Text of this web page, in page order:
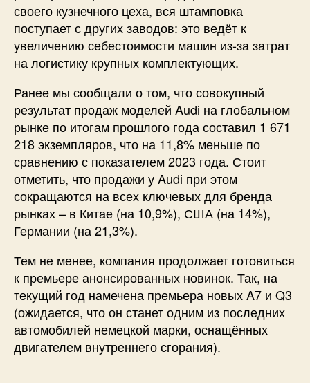
своего кузнечного цеха, вся штамповка
поступает с других заводов: это ведёт к
увеличению себестоимости машин из-за затрат
на логистику крупных комплектующих.
Ранее мы сообщали о том, что совокупный
результат продаж моделей Audi на глобальном
рынке по итогам прошлого года составил 1 671
218 экземпляров, что на 11,8% меньше по
сравнению с показателем 2023 года. Стоит
отметить, что продажи у Audi при этом
сокращаются на всех ключевых для бренда
рынках – в Китае (на 10,9%), США (на 14%),
Германии (на 21,3%).
Тем не менее, компания продолжает готовиться
к премьере анонсированных новинок. Так, на
текущий год намечена премьера новых A7 и Q3
(ожидается, что он станет одним из последних
автомобилей немецкой марки, оснащённых
двигателем внутреннего сгорания).